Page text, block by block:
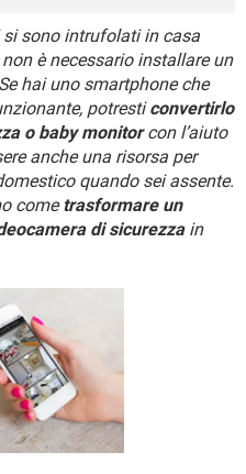
WHATSAPP
FACEBOOK
WINDOWS 10
WHATSAPP
FACEBOOK
GAMING
ANDROID
WINDOWS 10
WHATSAPP
FACEBOOK
si sono intrufolati in casa
è necessario installare un
hai uno smartphone che
potresticonvertirlo
o baby monitorcon l’aiuto
anche una risorsa per
quando sei assente.
cometrasformare un
di sicurezzain